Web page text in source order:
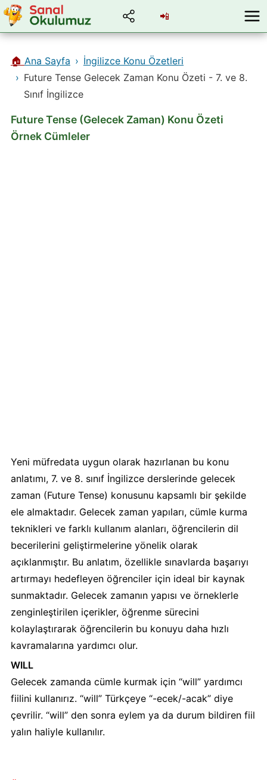
📲
🏠 Ana Sayfa
İngilizce Konu Özetleri
Future Tense Gelecek Zaman Konu Özeti - 7. ve 8.
Sınıf İngilizce
Future Tense (Gelecek Zaman) Konu Özeti
Örnek Cümleler
Yeni müfredata uygun olarak hazırlanan bu konu
anlatımı, 7. ve 8. sınıf İngilizce derslerinde gelecek
zaman (Future Tense) konusunu kapsamlı bir şekilde
ele almaktadır. Gelecek zaman yapıları, cümle kurma
teknikleri ve farklı kullanım alanları, öğrencilerin dil
becerilerini geliştirmelerine yönelik olarak
açıklanmıştır. Bu anlatım, özellikle sınavlarda başarıyı
artırmayı hedefleyen öğrenciler için ideal bir kaynak
sunmaktadır. Gelecek zamanın yapısı ve örneklerle
zenginleştirilen içerikler, öğrenme sürecini
kolaylaştırarak öğrencilerin bu konuyu daha hızlı
kavramalarına yardımcı olur.
WILL
Gelecek zamanda cümle kurmak için “will” yardımcı
fiilini kullanırız. “will” Türkçeye “-ecek/-acak” diye
çevrilir. “will” den sonra eylem ya da durum bildiren fiil
yalın haliyle kullanılır.